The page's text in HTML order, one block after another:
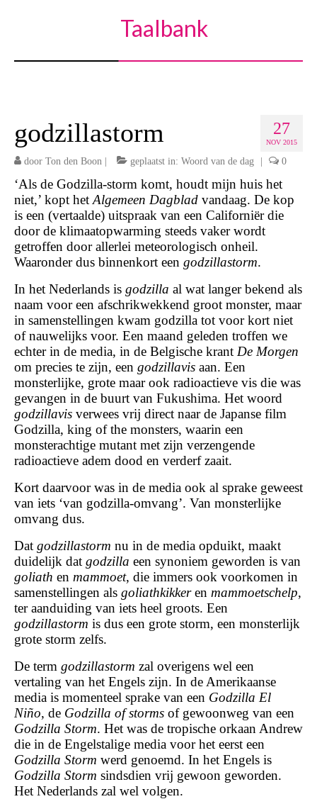
Taalbank
27
NOV 2015
godzillastorm
door Ton den Boon geplaatst in: Woord van de dag 0
‘Als de Godzilla-storm komt, houdt mijn huis het
niet,’ kopt het Algemeen Dagblad vandaag. De kop
is een (vertaalde) uitspraak van een Californiër die
door de klimaatopwarming steeds vaker wordt
getroffen door allerlei meteorologisch onheil.
Waaronder dus binnenkort een godzillastorm.
In het Nederlands is godzilla al wat langer bekend als
naam voor een afschrikwekkend groot monster, maar
in samenstellingen kwam godzilla tot voor kort niet
of nauwelijks voor. Een maand geleden troffen we
echter in de media, in de Belgische krant De Morgen
om precies te zijn, een godzillavis aan. Een
monsterlijke, grote maar ook radioactieve vis die was
gevangen in de buurt van Fukushima. Het woord
godzillavis verwees vrij direct naar de Japanse film
Godzilla, king of the monsters, waarin een
monsterachtige mutant met zijn verzengende
radioactieve adem dood en verderf zaait.
Kort daarvoor was in de media ook al sprake geweest
van iets ‘van godzilla-omvang’. Van monsterlijke
omvang dus.
Dat godzillastorm nu in de media opduikt, maakt
duidelijk dat godzilla een synoniem geworden is van
goliath en mammoet, die immers ook voorkomen in
samenstellingen als goliathkikkeren mammoetschelp,
ter aanduiding van iets heel groots. Een
godzillastorm is dus een grote storm, een monsterlijk
grote storm zelfs.
De term godzillastorm zal overigens wel een
vertaling van het Engels zijn. In de Amerikaanse
media is momenteel sprake van een Godzilla El
Niño, de Godzilla of storms of gewoonweg van een
Godzilla Storm. Het was de tropische orkaan Andrew
die in de Engelstalige media voor het eerst een
Godzilla Storm werd genoemd. In het Engels is
Godzilla Storm sindsdien vrij gewoon geworden.
Het Nederlands zal wel volgen.